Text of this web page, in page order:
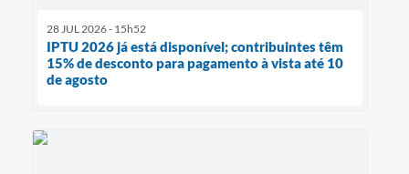
28 JUL 2026 - 15h52
IPTU 2026 já está disponível; contribuintes têm
15% de desconto para pagamento à vista até 10
de agosto